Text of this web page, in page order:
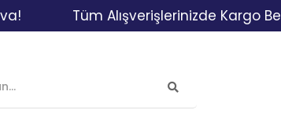
Tüm Alışverişlerinizde Kargo Bedava!